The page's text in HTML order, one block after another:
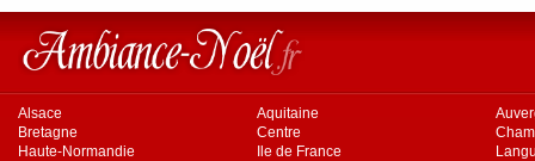
Alsace Aquitaine
Bretagne
Centre
Haute-Normandie
Ile de France